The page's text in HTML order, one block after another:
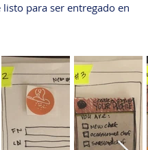
para ser entregado en